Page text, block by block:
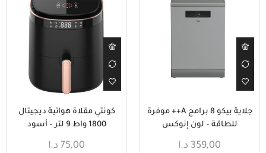
جلاية بيكو 8 برامج A++ موفرة
للطاقة – لون إنوكس
359,00 د.ا
كونتي مقلاة هوائية ديجيتال
1800 واط 9 لتر – أسود
75,00 د.ا